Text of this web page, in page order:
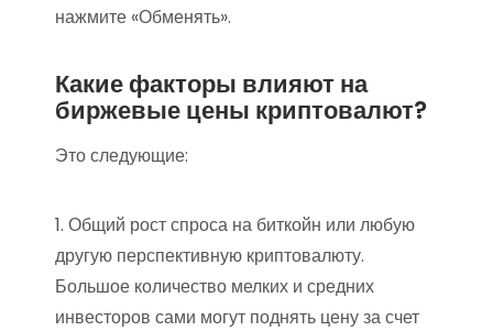
нажмите «Обменять».
Какие факторы влияют на
биржевые цены криптовалют?
Это следующие:
1. Общий рост спроса на биткойн или любую
другую перспективную криптовалюту.
Большое количество мелких и средних
инвесторов сами могут поднять цену за счет